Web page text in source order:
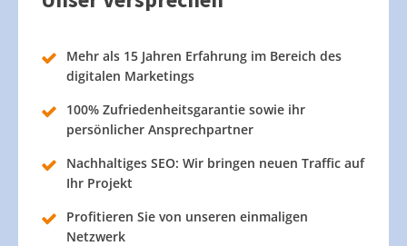
Mehr als 15 Jahren Erfahrung im Bereich des
digitalen Marketings
100% Zufriedenheitsgarantie sowie ihr
persönlicher Ansprechpartner
Nachhaltiges SEO: Wir bringen neuen Traffic auf
Ihr Projekt
Profitieren Sie von unseren einmaligen
Netzwerk